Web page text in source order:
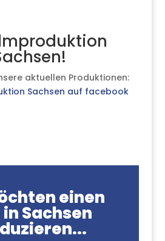
aktuellen Produktionen:
Sachsen auf facebook
einen
Sachsen